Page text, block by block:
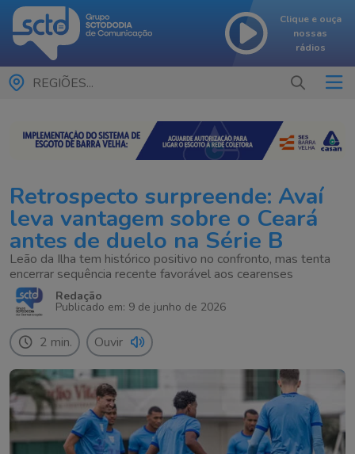
Clique e ouça
nossas
rádios
REGIÕES...
Retrospecto surpreende: Avaí
leva vantagem sobre o Ceará
antes de duelo na Série B
Leão da Ilha tem histórico positivo no confronto, mas tenta
encerrar sequência recente favorável aos cearenses
Redação
Publicado em: 9 de junho de 2026
2 min. Ouvir